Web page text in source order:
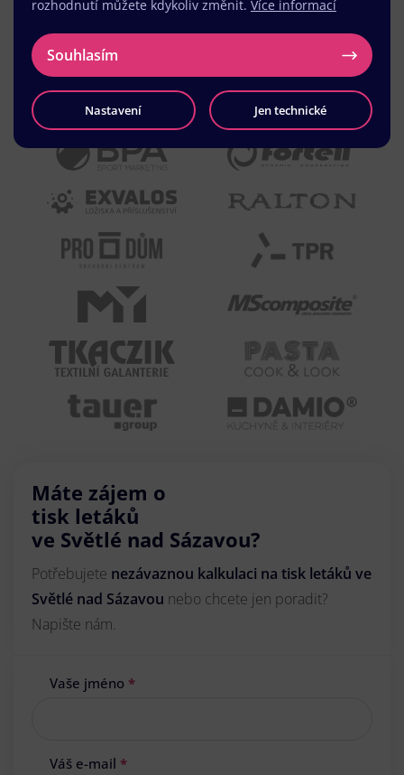
Máte zájem o
tisk letáků
ve Světlé nad Sázavou?
Potřebujete nezávaznou kalkulaci na tisk letáků ve
Světlé nad Sázavou nebo chcete jen poradit?
Napište nám.
Vaše jméno *
Váš e-mail *
rozhodnutí můžete kdykoliv změnit. Více informací
Souhlasím
Nastavení Jen technické